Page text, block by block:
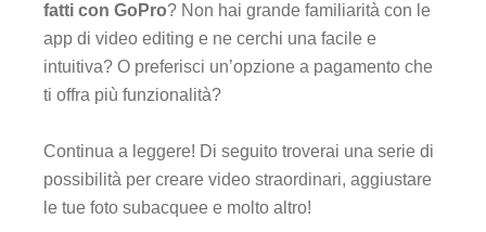
fatti con GoPro? Non hai grande familiarità con le
app di video editing e ne cerchi una facile e
intuitiva? O preferisci un’opzione a pagamento che
ti offra più funzionalità?
Continua a leggere! Di seguito troverai una serie di
possibilità per creare video straordinari, aggiustare
le tue foto subacquee e molto altro!